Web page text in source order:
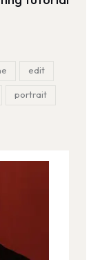
edit
portrait